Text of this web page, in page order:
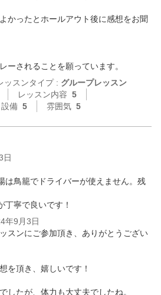
かったとホールアウト後に感想をお聞
ーされることを願っています。
ッスンタイプ : グループレッスン
レッスン内容 5
設備 5 雰囲気 5
日
は鳥籠でドライバーが使えません。残
丁寧で良いです！
年9月3日
スンにご参加頂き、ありがとうござい
を頂き、嬉しいです！
したが、体力も大丈夫でしたね。